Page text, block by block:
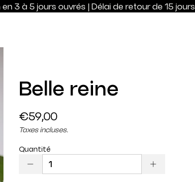
3 à 5 jours ouvrés | Délai de retour de 15 jours
Belle reine
Prix
régulier
€59,00
Taxes incluses.
Quantité